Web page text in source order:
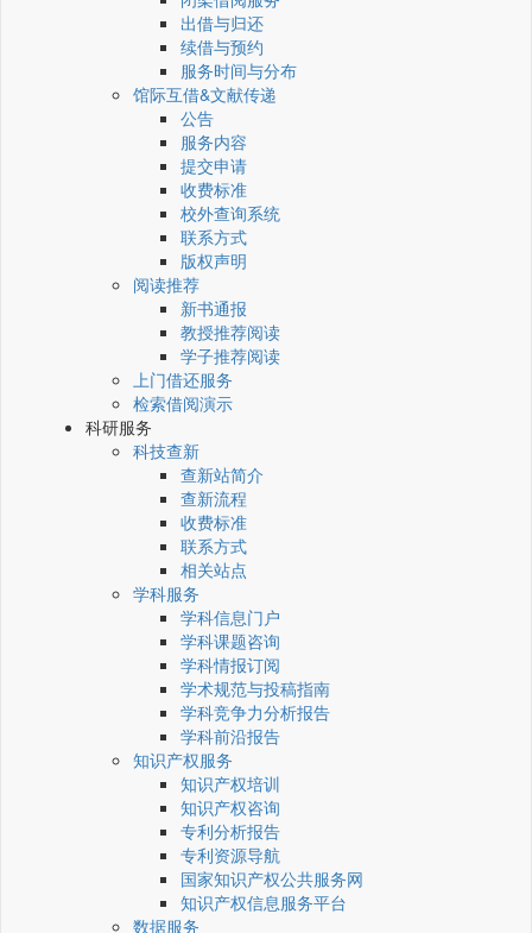
出借与归还
续借与预约
服务时间与分布
馆际互借&文献传递
公告
服务内容
提交申请
收费标准
校外查询系统
联系方式
版权声明
阅读推荐
新书通报
教授推荐阅读
学子推荐阅读
上门借还服务
检索借阅演示
科研服务
科技查新
查新站简介
查新流程
收费标准
联系方式
相关站点
学科服务
学科信息门户
学科课题咨询
学科情报订阅
学术规范与投稿指南
学科竞争力分析报告
学科前沿报告
知识产权服务
知识产权培训
知识产权咨询
专利分析报告
专利资源导航
国家知识产权公共服务网
知识产权信息服务平台
数据服务